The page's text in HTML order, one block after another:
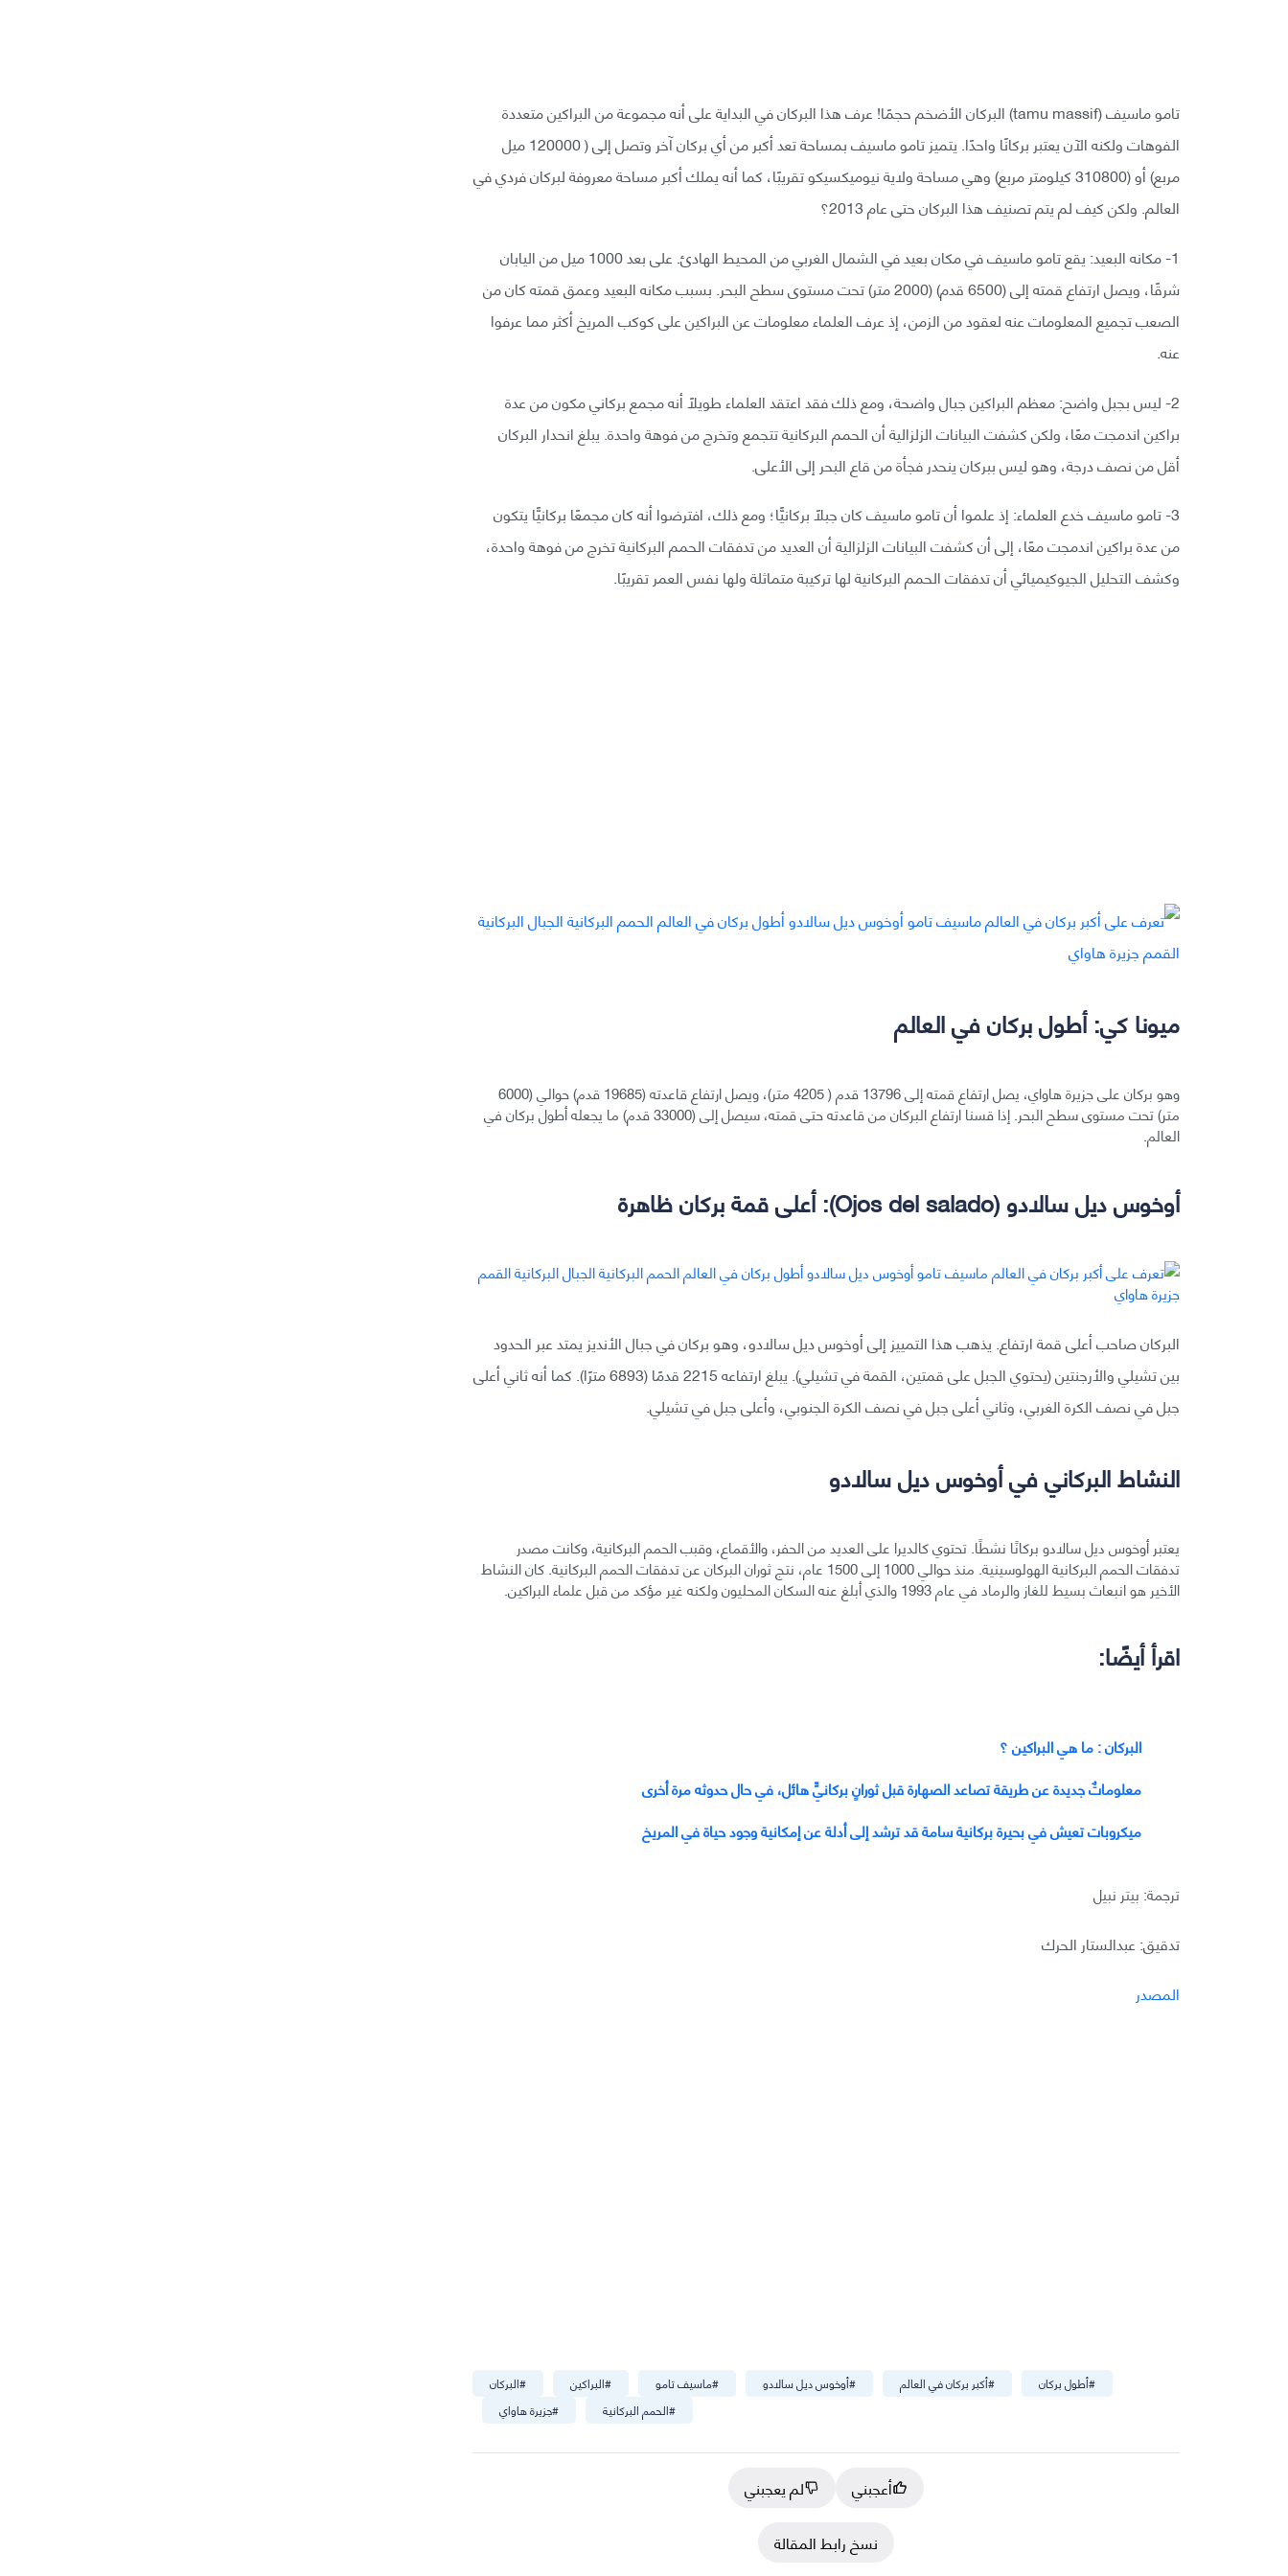
تامو ماسيف (tamu massif) البركان الأضخم حجمًا! عرف هذا البركان في البداية على أنه مجموعة من البراكين متعددة
الفوهات ولكنه الآن يعتبر بركانًا واحدًا. يتميز تامو ماسيف بمساحة تعد أكبر من أي بركان آخر وتصل إلى ( 120000 ميل
مربع) أو (310800 كيلومتر مربع) وهي مساحة ولاية نيوميكسيكو تقريبًا، كما أنه يملك أكبر مساحة معروفة لبركان فردي في
العالم. ولكن كيف لم يتم تصنيف هذا البركان حتى عام 2013؟
1- مكانه البعيد: يقع تامو ماسيف في مكان بعيد في الشمال الغربي من المحيط الهادئ. على بعد 1000 ميل من اليابان
شرقًا، ويصل ارتفاع قمته إلى (6500 قدم) (2000 متر) تحت مستوى سطح البحر. بسبب مكانه البعيد وعمق قمته كان من
الصعب تجميع المعلومات عنه لعقود من الزمن، إذ عرف العلماء معلومات عن البراكين على كوكب المريخ أكثر مما عرفوا
عنه.
2- ليس بجبل واضح: معظم البراكين جبال واضحة، ومع ذلك فقد اعتقد العلماء طويلًا أنه مجمع بركاني مكون من عدة
براكين اندمجت معًا، ولكن كشفت البيانات الزلزالية أن الحمم البركانية تتجمع وتخرج من فوهة واحدة. يبلغ انحدار البركان
أقل من نصف درجة، وهو ليس ببركان ينحدر فجأة من قاع البحر إلى الأعلى.
3- تامو ماسيف خدع العلماء: إذ علموا أن تامو ماسيف كان جبلًا بركانيًّا؛ ومع ذلك، افترضوا أنه كان مجمعًا بركانيًّا يتكون
من عدة براكين اندمجت معًا، إلى أن كشفت البيانات الزلزالية أن العديد من تدفقات الحمم البركانية تخرج من فوهة واحدة،
وكشف التحليل الجيوكيميائي أن تدفقات الحمم البركانية لها تركيبة متماثلة ولها نفس العمر تقريبًا.
ميونا كي: أطول بركان في العالم
وهو بركان على جزيرة هاواي، يصل ارتفاع قمته إلى 13796 قدم ( 4205 متر)، ويصل ارتفاع قاعدته (19685 قدم) حوالي (6000
متر) تحت مستوى سطح البحر. إذا قسنا ارتفاع البركان من قاعدته حتى قمته، سيصل إلى (33000 قدم) ما يجعله أطول بركان في
العالم.
أوخوس ديل سالادو (Ojos del salado): أعلى قمة بركان ظاهرة
البركان صاحب أعلى قمة ارتفاع. يذهب هذا التمييز إلى أوخوس ديل سالادو، وهو بركان في جبال الأنديز يمتد عبر الحدود
بين تشيلي والأرجنتين (يحتوي الجبل على قمتين، القمة في تشيلي). يبلغ ارتفاعه 2215 قدمًا (6893 مترًا). كما أنه ثاني أعلى
جبل في نصف الكرة الغربي، وثاني أعلى جبل في نصف الكرة الجنوبي، وأعلى جبل في تشيلي.
النشاط البركاني في أوخوس ديل سالادو
يعتبر أوخوس ديل سالادو بركانًا نشطًا. تحتوي كالديرا على العديد من الحفر، والأقماع، وقبب الحمم البركانية، وكانت مصدر
تدفقات الحمم البركانية الهولوسينية. منذ حوالي 1000 إلى 1500 عام، نتج ثوران البركان عن تدفقات الحمم البركانية. كان النشاط
الأخير هو انبعاث بسيط للغاز والرماد في عام 1993 والذي أبلغ عنه السكان المحليون ولكنه غير مؤكد من قبل علماء البراكين.
اقرأ أيضًا:
البركان : ما هي البراكين ؟
معلوماتٌ جديدة عن طريقة تصاعد الصهارة قبل ثورانٍ بركانيٍّ هائل، في حال حدوثه مرة أخرى
ميكروبات تعيش في بحيرة بركانية سامة قد ترشد إلى أدلة عن إمكانية وجود حياة في المريخ
ترجمة: بيتر نبيل
تدقيق: عبدالستار الحرك
المصدر
#البركان #البراكين #ماسيف تامو #أوخوس ديل سالادو #أكبر بركان في العالم #أطول بركان
#جزيرة هاواي #الحمم البركانية
أعجبني
لم يعجبني
نسخ رابط المقالة